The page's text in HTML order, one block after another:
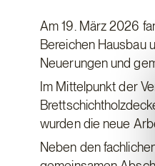
Am 19. März 2026
Bereichen Hausbau
Neuerungen und
Im Mittelpunkt der
wurden die neue
Neben den